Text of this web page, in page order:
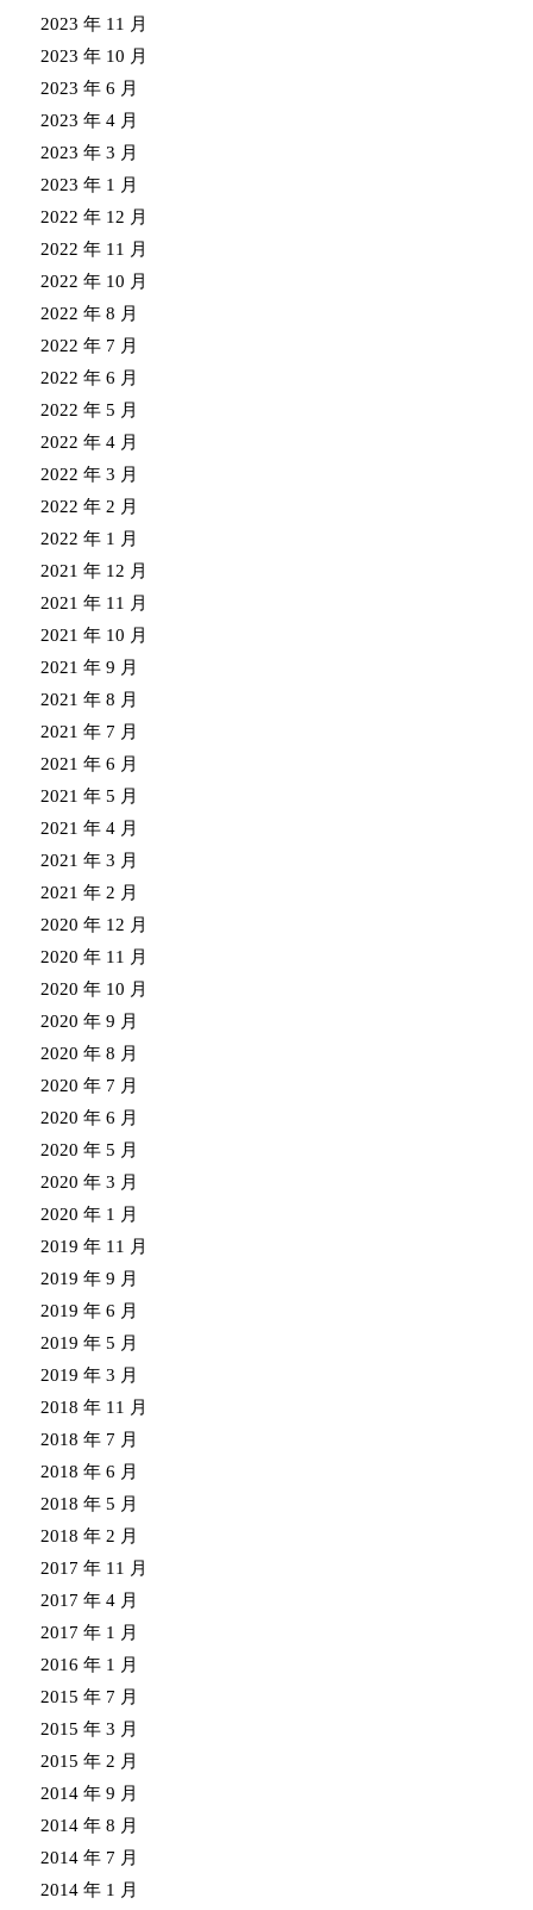
2023 年 11 月
2023 年 10 月
2023 年 6 月
2023 年 4 月
2023 年 3 月
2023 年 1 月
2022 年 12 月
2022 年 11 月
2022 年 10 月
2022 年 8 月
2022 年 7 月
2022 年 6 月
2022 年 5 月
2022 年 4 月
2022 年 3 月
2022 年 2 月
2022 年 1 月
2021 年 12 月
2021 年 11 月
2021 年 10 月
2021 年 9 月
2021 年 8 月
2021 年 7 月
2021 年 6 月
2021 年 5 月
2021 年 4 月
2021 年 3 月
2021 年 2 月
2020 年 12 月
2020 年 11 月
2020 年 10 月
2020 年 9 月
2020 年 8 月
2020 年 7 月
2020 年 6 月
2020 年 5 月
2020 年 3 月
2020 年 1 月
2019 年 11 月
2019 年 9 月
2019 年 6 月
2019 年 5 月
2019 年 3 月
2018 年 11 月
2018 年 7 月
2018 年 6 月
2018 年 5 月
2018 年 2 月
2017 年 11 月
2017 年 4 月
2017 年 1 月
2016 年 1 月
2015 年 7 月
2015 年 3 月
2015 年 2 月
2014 年 9 月
2014 年 8 月
2014 年 7 月
2014 年 1 月